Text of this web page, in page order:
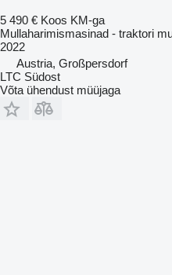
5 490 € Koos KM-ga
Mullaharimismasinad - traktori
2022
Austria, Großpersdorf
LTC Südost
Võta ühendust müüjaga